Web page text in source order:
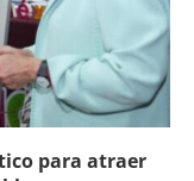
para atraer